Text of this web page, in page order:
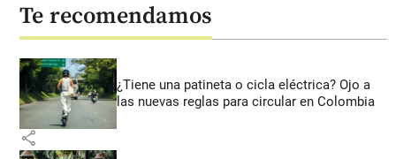
Te recomendamos
¿Tiene una patineta o cicla eléctrica? Ojo a
las nuevas reglas para circular en Colombia
share